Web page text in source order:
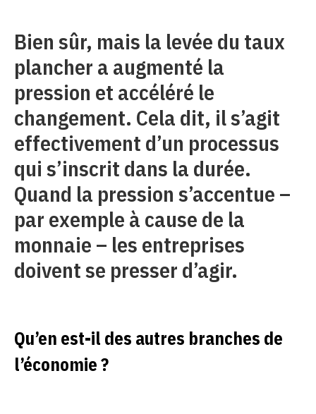
Bien sûr, mais la levée du taux
plancher a augmenté la
pression et accéléré le
changement. Cela dit, il s’agit
effectivement d’un processus
qui s’inscrit dans la durée.
Quand la pression s’accentue –
par exemple à cause de la
monnaie – les entreprises
doivent se presser d’agir.
Qu’en est-il des autres branches de
l’économie ?